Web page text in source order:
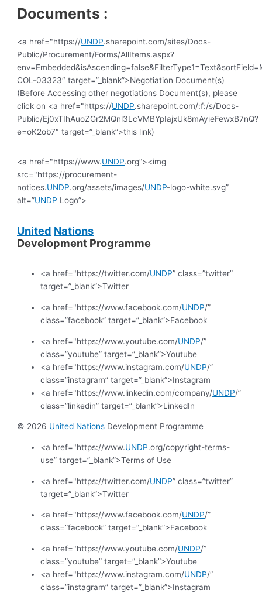
Documents :
<a href="https://UNDP.sharepoint.com/sites/Docs-
Public/Procurement/Forms/AllItems.aspx?
COL-03323″ target=”_blank”>Negotiation Document(s)
(Before Accessing other negotiations Document(s), please
click on <a href="https://UNDP.sharepoint.com/:f:/s/Docs-
Public/Ej0xTIhAuoZGr2MQnl3LcVMBYpIajxUk8mAyieFewxB7nQ?
e=oK2ob7″ target=”_blank”>this link)
<a href="https://www.UNDP.org”><img
src="https://procurement-
notices.UNDP.org/assets/images/UNDP-logo-white.svg”
alt=”UNDP Logo”>
United Nations
Development Programme
<a href="https://twitter.com/UNDP” class=”twitter”
target=”_blank”>Twitter
<a href="https://www.facebook.com/UNDP/”
class=”facebook” target=”_blank”>Facebook
<a href="https://www.youtube.com/UNDP/”
class=”youtube” target=”_blank”>Youtube
<a href="https://www.instagram.com/UNDP/”
class=”instagram” target=”_blank”>Instagram
<a href="https://www.linkedin.com/company/UNDP/”
class=”linkedin” target=”_blank”>LinkedIn
© 2026 United Nations Development Programme
<a href="https://www.UNDP.org/copyright-terms-
use” target=”_blank”>Terms of Use
<a href="https://twitter.com/UNDP” class=”twitter”
target=”_blank”>Twitter
<a href="https://www.facebook.com/UNDP/”
class=”facebook” target=”_blank”>Facebook
<a href="https://www.youtube.com/UNDP/”
class=”youtube” target=”_blank”>Youtube
<a href="https://www.instagram.com/UNDP/”
class=”instagram” target=”_blank”>Instagram